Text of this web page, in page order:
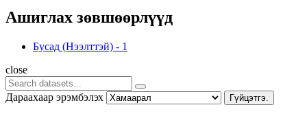
Ашиглах зөвшөөрлүүд
Бусад (Нээлттэй) - 1
close
Дараахаар эрэмбэлэх Гүйцэтгэ.